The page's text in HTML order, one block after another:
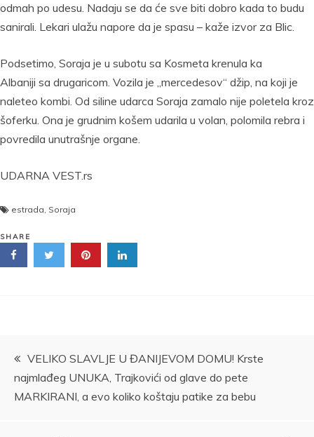
odmah po udesu. Nadaju se da će sve biti dobro kada to budu
sanirali. Lekari ulažu napore da je spasu – kaže izvor za Blic.
Podsetimo, Soraja je u subotu sa Kosmeta krenula ka
Albaniji sa drugaricom. Vozila je „mercedesov“ džip, na koji je
naleteo kombi. Od siline udarca Soraja zamalo nije poletela kroz
šoferku. Ona je grudnim košem udarila u volan, polomila rebra i
povredila unutrašnje organe.
UDARNA VEST.rs
estrada, Soraja
SHARE
Kretanje
članka
VELIKO SLAVLJE U ĐANIJEVOM DOMU! Krste
najmlađeg UNUKA, Trajkovići od glave do pete
MARKIRANI, a evo koliko koštaju patike za bebu